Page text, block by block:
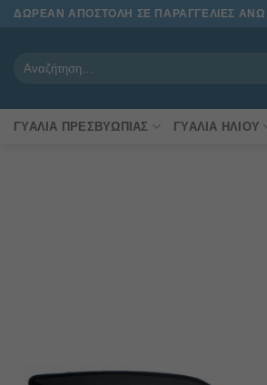
Μετάβαση
ΔΩΡΕΑΝ ΑΠΟΣΤΟΛΗ ΣΕ ΠΑΡΑΓΓΕΛΙΕΣ ΑΝΩ
ΓΥΑΛΙΆ ΠΡΕΣΒΥΩΠΊΑΣ ΓΥΑΛΙΆ ΗΛΊΟΥ